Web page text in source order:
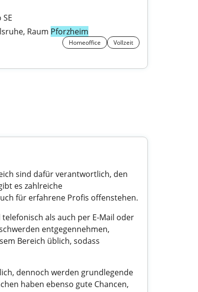
Raum Pforzheim
Homeoffice Vollzeit
sind dafür verantwortlich, den
es zahlreiche
für erfahrene Profis offenstehen.
als auch per E-Mail oder
entgegennehmen,
Bereich üblich, sodass
dennoch werden grundlegende
haben ebenso gute Chancen,